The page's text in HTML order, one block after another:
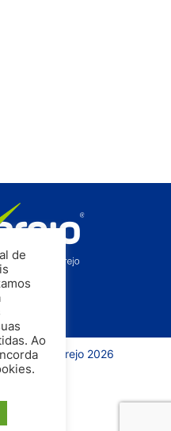
| InfoVarejo 2026
de
Ao